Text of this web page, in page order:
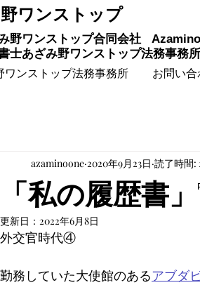
ワンストップ法務事務所 お問い合
野ワンストップ合同会社
士あざみ野ワンストップ法務事務所
ワンストップ
「私の履歴書
azaminoone 2020年9月23日 読了時間:
更新日： 2022年6月8日
外交官時代④
勤務していた大使館のあるアブダ